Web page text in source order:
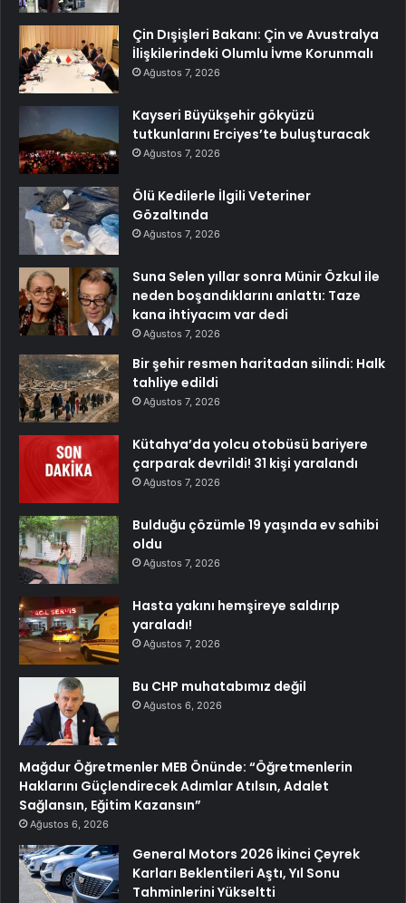
Çin Dışişleri Bakanı: Çin ve Avustralya
İlişkilerindeki Olumlu İvme Korunmalı
Ağustos 7, 2026
Kayseri Büyükşehir gökyüzü
tutkunlarını Erciyes’te buluşturacak
Ağustos 7, 2026
Ölü Kedilerle İlgili Veteriner
Gözaltında
Ağustos 7, 2026
Suna Selen yıllar sonra Münir Özkul ile
neden boşandıklarını anlattı: Taze
kana ihtiyacım var dedi
Ağustos 7, 2026
Bir şehir resmen haritadan silindi: Halk
tahliye edildi
Ağustos 7, 2026
Kütahya’da yolcu otobüsü bariyere
çarparak devrildi! 31 kişi yaralandı
Ağustos 7, 2026
Bulduğu çözümle 19 yaşında ev sahibi
oldu
Ağustos 7, 2026
Hasta yakını hemşireye saldırıp
yaraladı!
Ağustos 7, 2026
Bu CHP muhatabımız değil
Ağustos 6, 2026
Mağdur Öğretmenler MEB Önünde: “Öğretmenlerin
Haklarını Güçlendirecek Adımlar Atılsın, Adalet
Sağlansın, Eğitim Kazansın”
Ağustos 6, 2026
General Motors 2026 İkinci Çeyrek
Karları Beklentileri Aştı, Yıl Sonu
Tahminlerini Yükseltti